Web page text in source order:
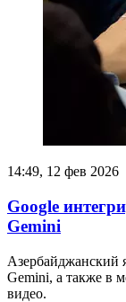
14:49, 12 фев 2026
Google
Gemini
Азербайджанский
Gemini, а также в
видео.